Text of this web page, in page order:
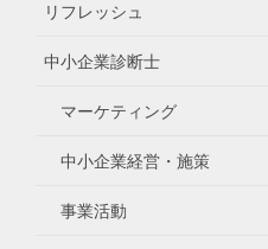
リフレッシュ
中小企業診断士
マーケティング
中小企業経営・施策
事業活動